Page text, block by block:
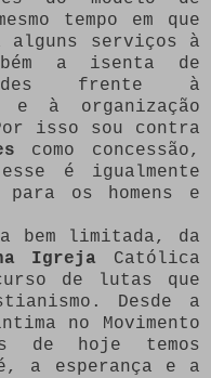
tempo em que
alguns serviços à
a isenta de
frente à
e à organização
isso sou contra
como concessão,
é igualmente
os homens e
bem limitada, da
Igreja Católica
de lutas que
Desde a
no Movimento
de hoje temos
a esperança e a